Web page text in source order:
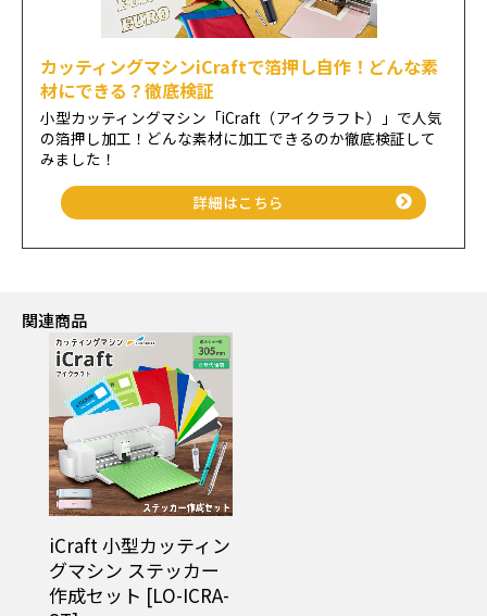
カッティングマシンiCraftで箔押し自作！どんな素
材にできる？徹底検証
小型カッティングマシン「iCraft（アイクラフト）」で人気
の箔押し加工！どんな素材に加工できるのか徹底検証して
みました！
詳細はこちら
関連商品
iCraft 小型カッティン
グマシン ステッカー
作成セット [LO-ICRA-